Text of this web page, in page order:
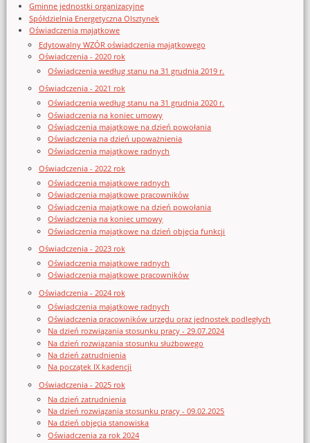
Gminne jednostki organizacyjne
Spółdzielnia Energetyczna Olsztynek
Oświadczenia majątkowe
Edytowalny WZÓR oświadczenia majątkowego
Oświadczenia - 2020 rok
Oświadczenia według stanu na 31 grudnia 2019 r.
Oświadczenia - 2021 rok
Oświadczenia według stanu na 31 grudnia 2020 r.
Oświadczenia na koniec umowy
Oświadczenia majątkowe na dzień powołania
Oświadczenia na dzień upoważnienia
Oświadczenia majątkowe radnych
Oświadczenia - 2022 rok
Oświadczenia majątkowe radnych
Oświadczenia majątkowe pracowników
Oświadczenia majątkowe na dzień powołania
Oświadczenia na koniec umowy
Oświadczenia majątkowe na dzień objęcia funkcji
Oświadczenia - 2023 rok
Oświadczenia majątkowe radnych
Oświadczenia majątkowe pracowników
Oświadczenia - 2024 rok
Oświadczenia majątkowe radnych
Oświadczenia pracowników urzędu oraz jednostek podległych
Na dzień rozwiązania stosunku pracy - 29.07.2024
Na dzień rozwiązania stosunku służbowego
Na dzień zatrudnienia
Na początek IX kadencji
Oświadczenia - 2025 rok
Na dzień zatrudnienia
Na dzień rozwiązania stosunku pracy - 09.02.2025
Na dzień objęcia stanowiska
Oświadczenia za rok 2024